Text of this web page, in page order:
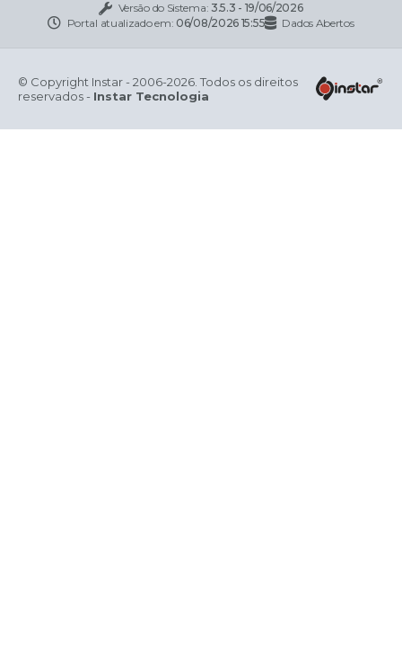
Versão do Sistema: 3.5.3 - 19/06/2026
Portal atualizado em: 06/08/2026 15:55 Dados Abertos
© Copyright Instar - 2006-2026. Todos os direitos
reservados - Instar Tecnologia